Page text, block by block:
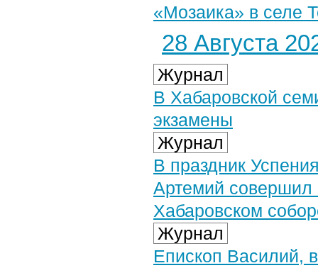
«Мозаика» в селе
28 Августа
Журнал
В Хабаровской
экзамены
Журнал
В праздник
Артемий совершил
Хабаровском
Журнал
Епископ Василий,